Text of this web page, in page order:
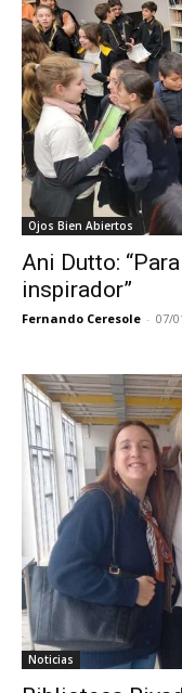
Ojos Bien Abiertos
Ani Dutto:
inspirador”
Fernando Ceresole - 07/
Noticias